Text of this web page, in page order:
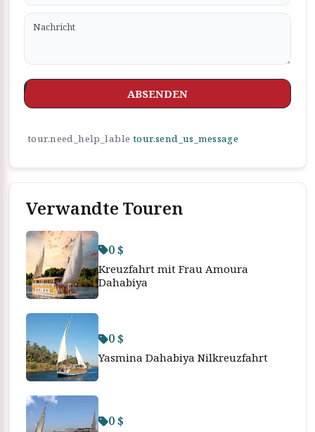
ABSENDEN
tour.need_help_lable tour.send_us_message
Verwandte Touren
0 $
Kreuzfahrt mit Frau Amoura
Dahabiya
0 $
Yasmina Dahabiya Nilkreuzfahrt
0 $